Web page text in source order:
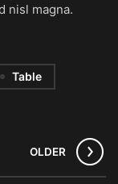
nisl magna.
Table
OLDER